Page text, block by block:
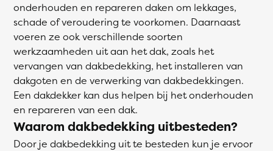
onderhouden en repareren daken om lekkages,
schade of veroudering te voorkomen. Daarnaast
voeren ze ook verschillende soorten
werkzaamheden uit aan het dak, zoals het
vervangen van dakbedekking, het installeren van
dakgoten en de verwerking van dakbedekkingen.
Een dakdekker kan dus helpen bij het onderhouden
en repareren van een dak.
Waarom dakbedekking uitbesteden?
Door je dakbedekking uit te besteden kun je ervoor